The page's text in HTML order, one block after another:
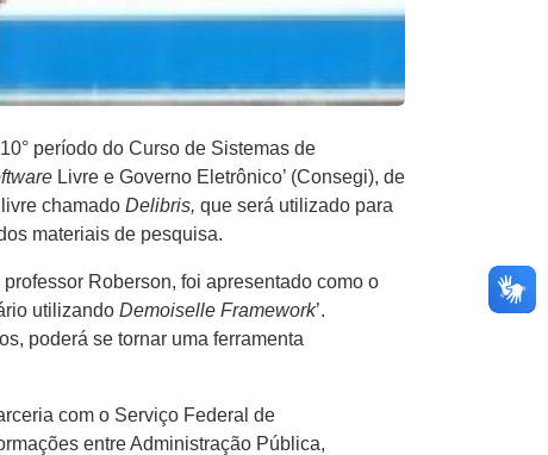
período do Curso de Sistemas de
Livre e Governo Eletrônico’ (Consegi), de
livre chamado Delibris, que será utilizado para
materiais de pesquisa.
Roberson, foi apresentado como o
utilizando Demoiselle Framework’.
poderá se tornar uma ferramenta
com o Serviço Federal de
entre Administração Pública,